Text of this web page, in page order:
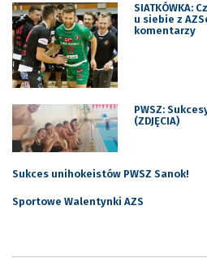
SIATKÓWKA:
u siebie z
komentarzy
PWSZ:
(ZDJĘCIA)
Sukces unihokeistów PWSZ Sanok!
Sportowe Walentynki AZS